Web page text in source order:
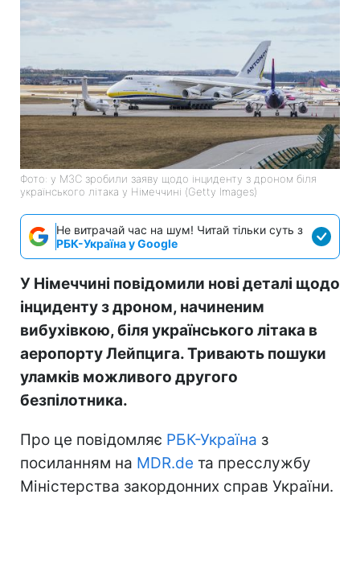
Фото: у МЗС зробили заяву щодо інциденту з дроном біля
українського літака у Німеччині (Getty Images)
Не витрачай час на шум! Читай тільки суть з
РБК-Україна у Google
У Німеччині повідомили нові деталі щодо
інциденту з дроном, начиненим
вибухівкою, біля українського літака в
аеропорту Лейпцига. Тривають пошуки
уламків можливого другого
безпілотника.
Про це повідомляє РБК-Україна з
посиланням на MDR.de та пресслужбу
Міністерства закордонних справ України.